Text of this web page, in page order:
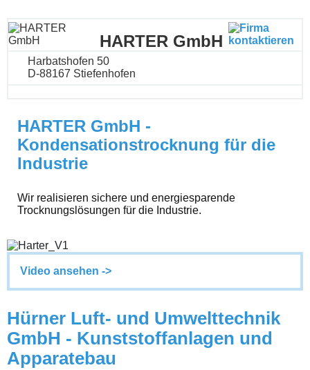
HARTER GmbH
Harbatshofen 50
D-88167 Stiefenhofen
HARTER GmbH -
Kondensationstrocknung für die
Industrie
Wir realisieren sichere und energiesparende
Trocknungslösungen für die Industrie.
Video ansehen ->
Hürner Luft- und Umwelttechnik
GmbH - Kunststoffanlagen und
Apparatebau